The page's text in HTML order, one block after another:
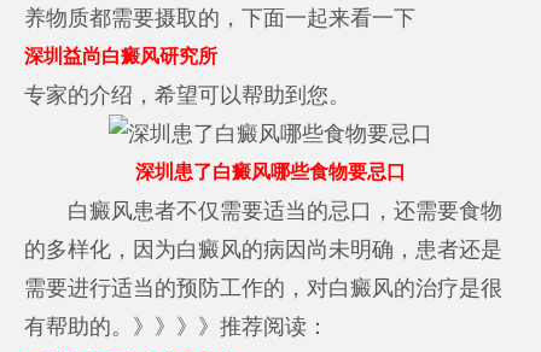
养物质都需要摄取的，下面一起来看一下
深圳益尚白癜风研究所
专家的介绍，希望可以帮助到您。
深圳患了白癜风哪些食物要忌口
白癜风患者不仅需要适当的忌口，还需要食物
的多样化，因为白癜风的病因尚未明确，患者还是
需要进行适当的预防工作的，对白癜风的治疗是很
有帮助的。》》》》推荐阅读：